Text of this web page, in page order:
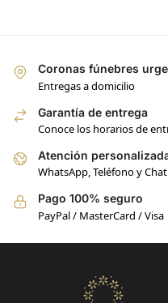
Coronas fúnebres
Entregas a domicilio
Garantía de entrega
Conoce los horarios de
Atención
WhatsApp, Teléfono y Chat
Pago 100% seguro
PayPal / MasterCard / Visa